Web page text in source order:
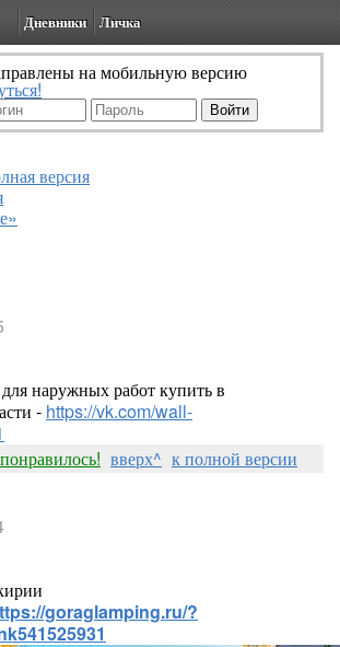
Дневники Личка
на мобильную версию
версия
наружных работ купить в
- https://vk.com/wall-
понравилось! вверх^ к полной версии
goraglamping.ru/?